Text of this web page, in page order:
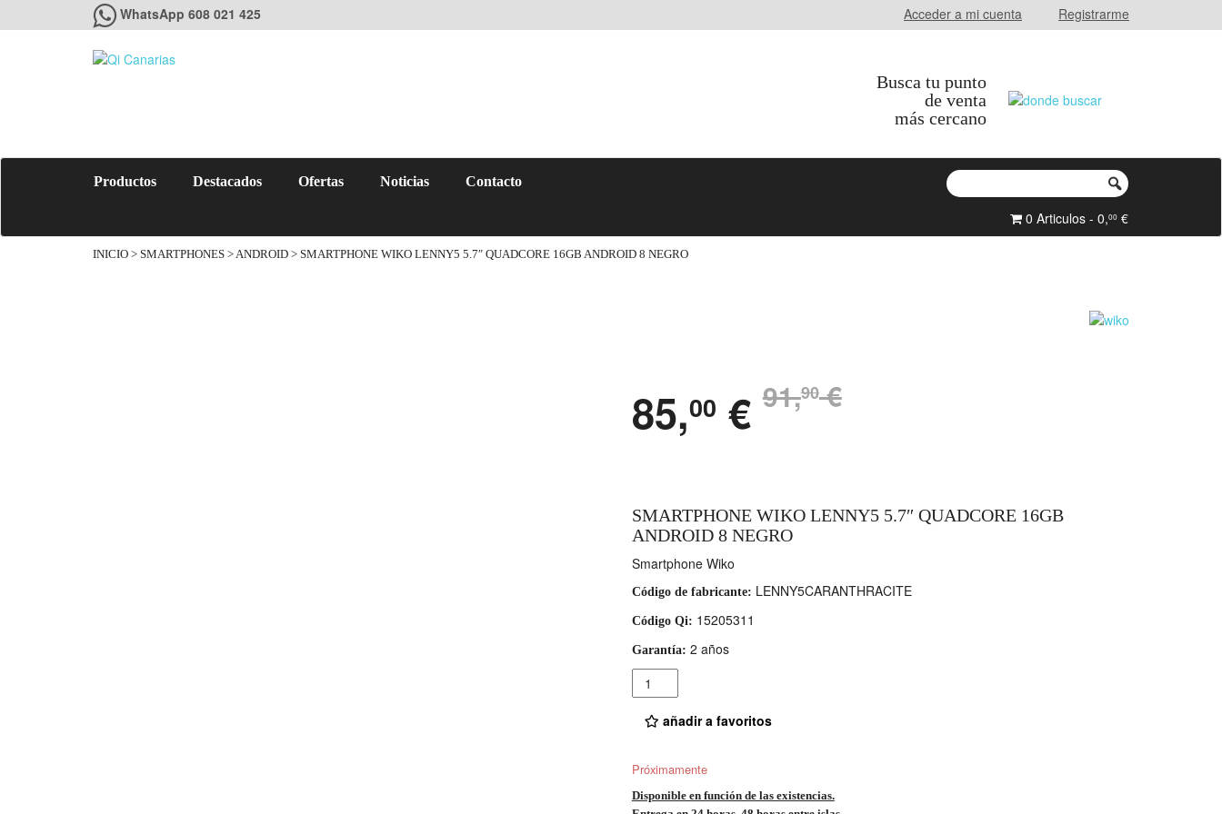
WhatsApp 608 021 425 Acceder a mi cuenta Registrarme
Busca tu punto
de venta
más cercano
Productos Destacados Ofertas Noticias Contacto
0 Articulos - 0,00 €
INICIO > SMARTPHONES >ANDROID > SMARTPHONE WIKO LENNY5 5.7″ QUADCORE 16GB ANDROID 8 NEGRO
85,00 € 91,90€
SMARTPHONE WIKO LENNY5 5.7″ QUADCORE 16GB
ANDROID 8 NEGRO
Smartphone Wiko
Código de fabricante: LENNY5CARANTHRACITE
Código Qi: 15205311
Garantía: 2 años
Cantidad
añadir a favoritos
Próximamente
Disponible en función de las existencias.